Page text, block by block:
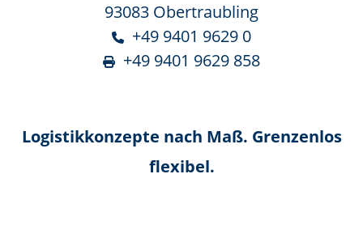
93083 Obertraubling
+49 9401 9629 0
+49 9401 9629 858
Logistikkonzepte nach Maß. Grenzenlos
flexibel.